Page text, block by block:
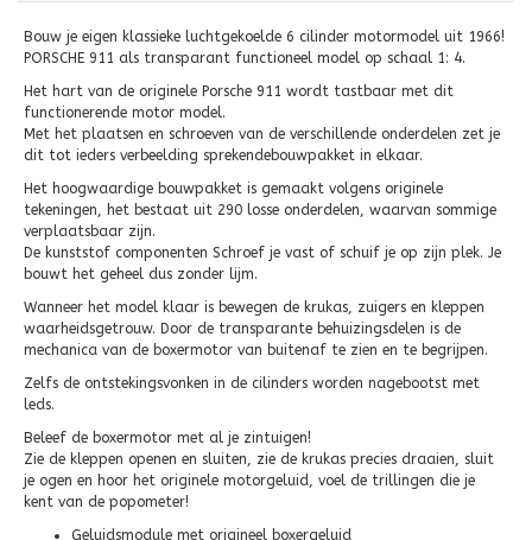
Bouw je eigen klassieke luchtgekoelde 6 cilinder motormodel uit 1966!
PORSCHE 911 als transparant functioneel model op schaal 1: 4.
Het hart van de originele Porsche 911 wordt tastbaar met dit
functionerende motor model.
Met het plaatsen en schroeven van de verschillende onderdelen zet je
dit tot ieders verbeelding sprekendebouwpakket in elkaar.
Het hoogwaardige bouwpakket is gemaakt volgens originele
tekeningen, het bestaat uit 290 losse onderdelen, waarvan sommige
verplaatsbaar zijn.
De kunststof componenten Schroef je vast of schuif je op zijn plek. Je
bouwt het geheel dus zonder lijm.
Wanneer het model klaar is bewegen de krukas, zuigers en kleppen
waarheidsgetrouw. Door de transparante behuizingsdelen is de
mechanica van de boxermotor van buitenaf te zien en te begrijpen.
Zelfs de ontstekingsvonken in de cilinders worden nagebootst met
leds.
Beleef de boxermotor met al je zintuigen!
Zie de kleppen openen en sluiten, zie de krukas precies draaien, sluit
je ogen en hoor het originele motorgeluid, voel de trillingen die je
kent van de popometer!
Geluidsmodule met origineel boxergeluid